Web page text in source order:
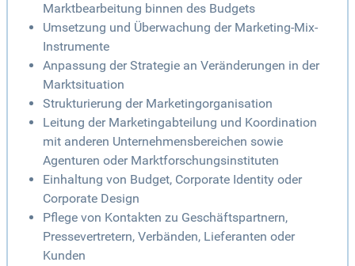
Marktbearbeitung binnen des Budgets
Umsetzung und Überwachung der Marketing-Mix-
Instrumente
Anpassung der Strategie an Veränderungen in der
Marktsituation
Strukturierung der Marketingorganisation
Leitung der Marketingabteilung und Koordination
mit anderen Unternehmensbereichen sowie
Agenturen oder Marktforschungsinstituten
Einhaltung von Budget, Corporate Identity oder
Corporate Design
Pflege von Kontakten zu Geschäftspartnern,
Pressevertretern, Verbänden, Lieferanten oder
Kunden